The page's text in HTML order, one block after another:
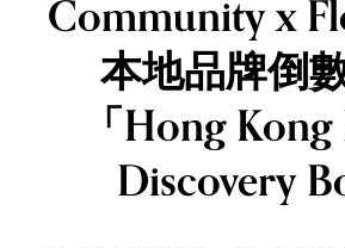
Community x
本地品牌倒
「Hong
Discovery